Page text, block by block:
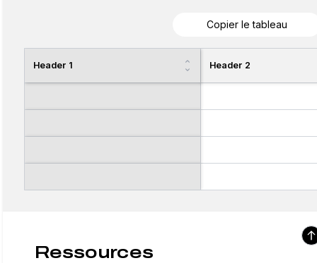
Copier le tableau
Header 1 Header 2
Ressources